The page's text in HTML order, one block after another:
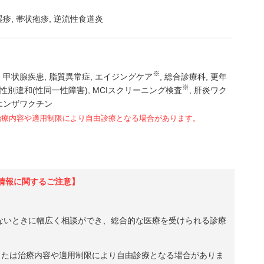
疹 帯状疱疹 逆流性食道炎
甲状腺疾患 脂質異常症 エイジングケア※ 総合診療科 更年
性別違和(性同一性障害)
MCIスクリーニング検査※
肝炎ワク
ンザワクチン
容や適用制限により自由診療となる場合があります。
報に関するご注意】
ときに幅広く相談ができ、総合的な医療を受けられる診療
は治療内容や適用制限により自由診療となる場合がありま